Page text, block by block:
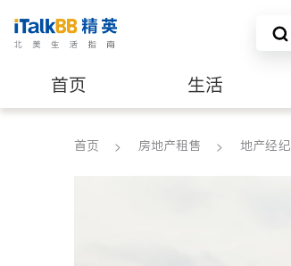
首页 生活
养老 非盈利组织
首页 房地产租售 地产经纪